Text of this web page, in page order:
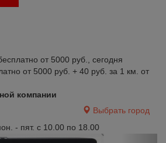
от 5000 руб., сегодня
от 5000 руб. + 40 руб. за 1 км. от
компании
Выбрать город
- пят. с 10.00 по 18.00